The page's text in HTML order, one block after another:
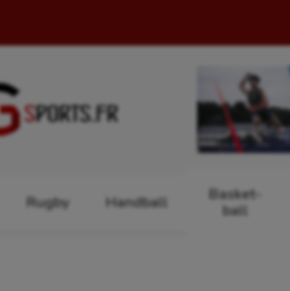
Rugby Handball
Basket-
ball